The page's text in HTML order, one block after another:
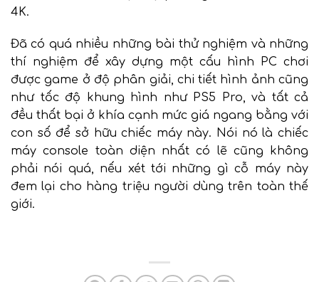
4K.
Đã có quá nhiều những bài thử nghiệm và những
thí nghiệm để xây dựng một cấu hình PC chơi
được game ở độ phân giải, chi tiết hình ảnh cũng
như tốc độ khung hình như PS5 Pro, và tất cả
đều thất bại ở khía cạnh mức giá ngang bằng với
con số để sở hữu chiếc máy này. Nói nó là chiếc
máy console toàn diện nhất có lẽ cũng không
phải nói quá, nếu xét tới những gì cỗ máy này
đem lại cho hàng triệu người dùng trên toàn thế
giới.